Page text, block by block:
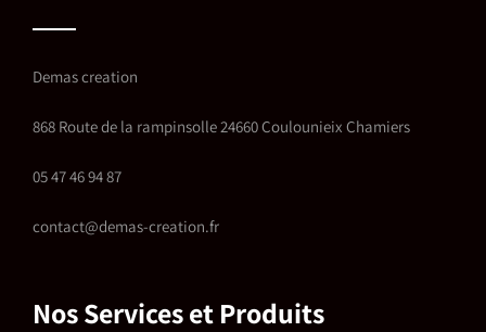
Demas creation
868 Route de la rampinsolle 24660 Coulounieix Chamiers
05 47 46 94 87
contact@demas-creation.fr
Nos Services et Produits